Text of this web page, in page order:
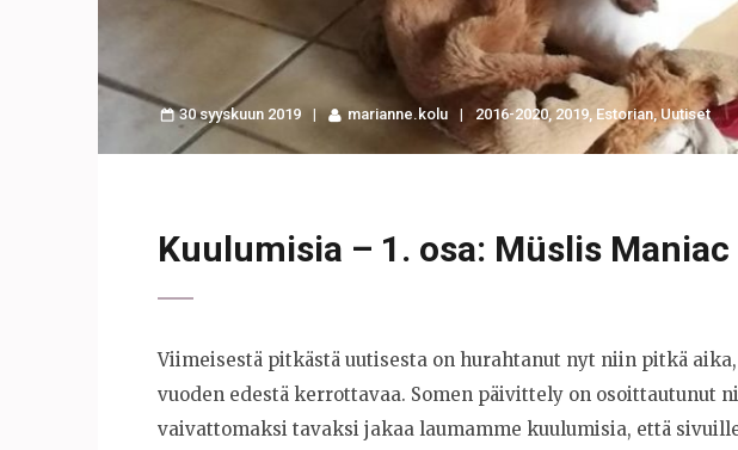
30 syyskuun 2019 marianne.kolu 2016-2020, 2019, Estorian,Uutiset
Kuulumisia – 1. osa: Müslis Maniac
Viimeisestä pitkästä uutisesta on hurahtanut nyt niin pitkä
vuoden edestä kerrottavaa. Somen päivittely on osoittautunut
vaivattomaksi tavaksi jakaa laumamme kuulumisia, että